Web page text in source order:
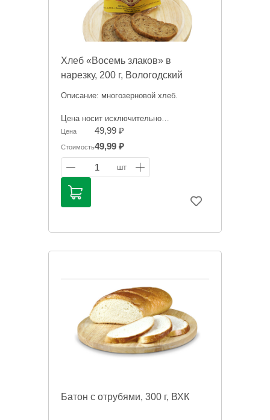
Хлеб «Восемь злаков» в
нарезку, 200 г, Вологодский
Описание: многозерновой хлеб.
Цена носит исключительно
ориентировочный характер и может
отличаться, точную стоимость "на
сегодня" сообщит менеджер при
оформлении заказа.
Цена 49,99 ₽
Стоимость49,99 ₽
1 шт
Батон с отрубями, 300 г, ВХК